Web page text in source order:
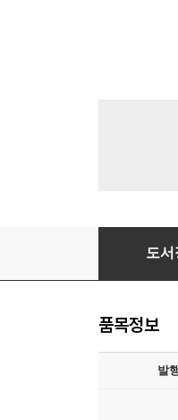
날씨가 좋
도서
품목정보
발